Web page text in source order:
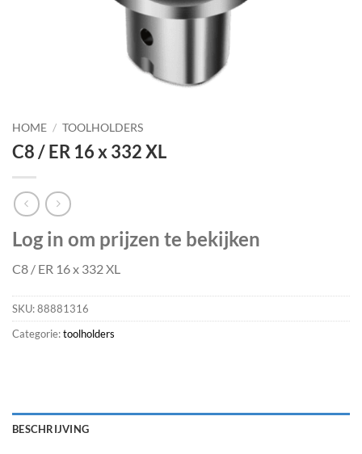
HOME / TOOLHOLDERS
C8 / ER 16 x 332 XL
Log in om prijzen te bekijken
C8 / ER 16 x 332 XL
SKU:88881316
Categorie:toolholders
BESCHRIJVING